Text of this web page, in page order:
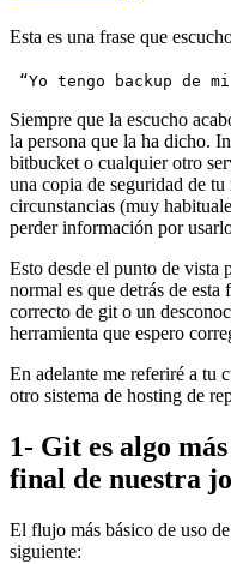
Esta es una frase que
“Yo tengo backup de
Siempre que la escucho
la persona que la ha dicho.
bitbucket o cualquier otro
una copia de seguridad de
circunstancias (muy
perder información por
Esto desde el punto de vista
normal es que detrás de esta
correcto de git o un
herramienta que espero
En adelante me referiré a tu
otro sistema de hosting de
1- Git es algo
final de nuestra
El flujo más básico de uso
siguiente: